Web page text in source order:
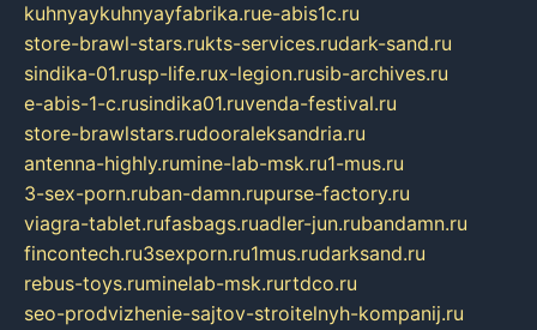
kuhnyaykuhnyayfabrika.rue-abis1c.ru
store-brawl-stars.rukts-services.rudark-sand.ru
sindika-01.rusp-life.rux-legion.rusib-archives.ru
e-abis-1-c.rusindika01.ruvenda-festival.ru
store-brawlstars.rudooraleksandria.ru
antenna-highly.rumine-lab-msk.ru1-mus.ru
3-sex-porn.ruban-damn.rupurse-factory.ru
viagra-tablet.rufasbags.ruadler-jun.rubandamn.ru
fincontech.ru3sexporn.ru1mus.rudarksand.ru
rebus-toys.ruminelab-msk.rurtdco.ru
seo-prodvizhenie-sajtov-stroitelnyh-kompanij.ru